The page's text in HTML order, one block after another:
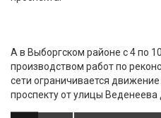
А в Выборгском районе с 4 по
производством работ по
сети ограничивается
проспекту от улицы Веденеева